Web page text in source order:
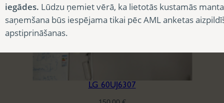
LG 60UJ6307
iegādes. Lūdzu ņemiet vērā, ka lietotās kustamās
saņemšana būs iespējama tikai pēc AML anketas
apstiprināšanas.